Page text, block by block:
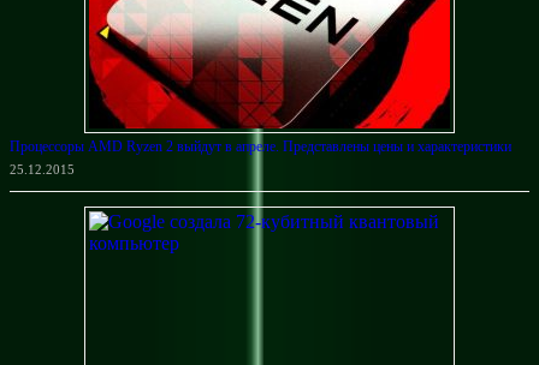
Процессоры AMD Ryzen 2 выйдут в апреле. Представлены цены и характеристики
25.12.2015